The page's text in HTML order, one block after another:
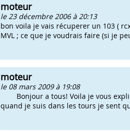
moteur
le 23 décembre 2006 à 20:13
bon voila je vais récuperer un 103 (
MVL ; ce que je voudrais faire (si je
moteur
le 08 mars 2009 à 19:08
Bonjour a tous! Voila je vous
quand je suis dans les tours je sent